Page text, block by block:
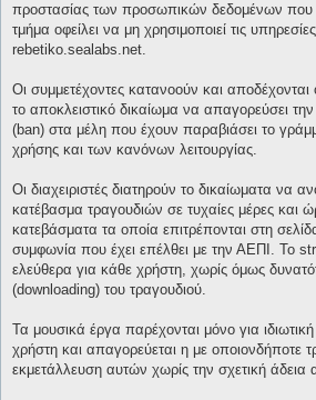
προστασίας των προσωπικών δεδομένων που
τμήμα οφείλει να μη χρησιμοποιεί τις
rebetiko.sealabs.net.
Οι συμμετέχοντες κατανοούν και αποδέχονται
το αποκλειστικό δικαίωμα να απαγορεύσει
(ban) στα μέλη που έχουν παραβιάσει το
χρήσης και των κανόνων λειτουργίας.
Οι διαχειριστές διατηρούν το δικαίωματα να
κατέβασμα τραγουδιών σε τυχαίες μέρες και
κατεβάσματα τα οποία επιτρέπονται στη
συμφωνία που έχει επέλθει με την ΑΕΠΙ. Το
ελεύθερα για κάθε χρήστη, χωρίς όμως
(downloading) του τραγουδιού.
Τα μουσικά έργα παρέχονται μόνο για
χρήστη και απαγορεύεται η με οποιονδήποτε
εκμετάλλευση αυτών χωρίς την σχετική